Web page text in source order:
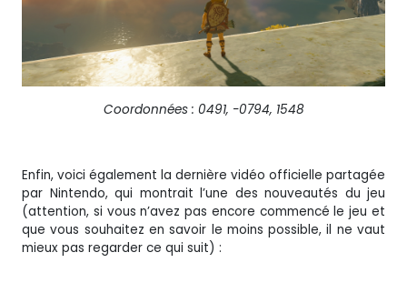
Coordonnées : 0491, -0794, 1548
Enfin, voici également la dernière vidéo officielle partagée
par Nintendo, qui montrait l’une des nouveautés du jeu
(attention, si vous n’avez pas encore commencé le jeu et
que vous souhaitez en savoir le moins possible, il ne vaut
mieux pas regarder ce qui suit) :